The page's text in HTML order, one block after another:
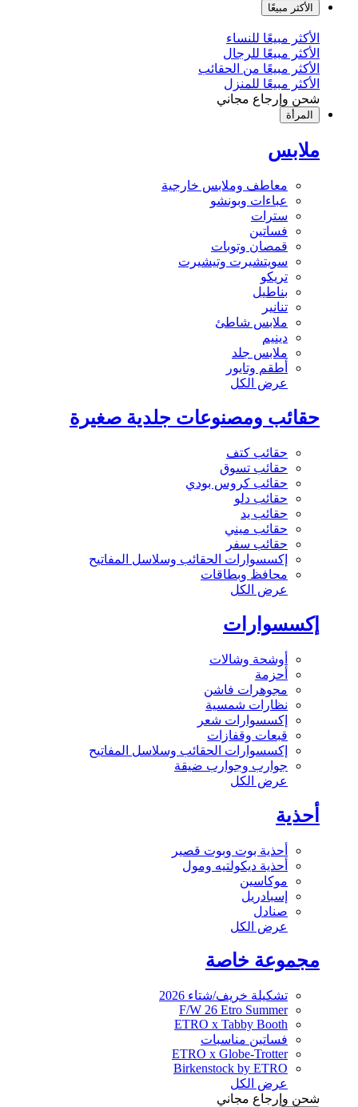
الأكثر مبيعًا
الأكثر مبيعًا للنساء
الأكثر مبيعًا للرجال
الأكثر مبيعًا من الحقائب
الأكثر مبيعًا للمنزل
شحن وإرجاع مجاني
المرأة
ملابس
معاطف وملابس خارجية
عباءات وبونشو
سترات
فساتين
قمصان وتوبات
سويتشيرت وتيشيرت
تريكو
بناطيل
تنانير
ملابس شاطئ
دينيم
ملابس جلد
أطقم وتايور
عرض الكل
حقائب ومصنوعات جلدية صغيرة
حقائب كتف
حقائب تسوق
حقائب كروس بودي
حقائب دلو
حقائب يد
حقائب ميني
حقائب سفر
إكسسوارات الحقائب وسلاسل المفاتيح
محافظ وبطاقات
عرض الكل
إكسسوارات
أوشحة وشالات
أحزمة
مجوهرات فاشن
نظارات شمسية
إكسسوارات شعر
قبعات وقفازات
إكسسوارات الحقائب وسلاسل المفاتيح
جوارب وجوارب ضيقة
عرض الكل
أحذية
أحذية بوت وبوت قصير
أحذية ديكولتيه ومول
موكاسين
إسبادريل
صنادل
عرض الكل
مجموعة خاصة
تشكيلة خريف/شتاء 2026
F/W 26 Etro Summer
ETRO x Tabby Booth
فساتين مناسبات
ETRO x Globe-Trotter
Birkenstock by ETRO
عرض الكل
شحن وإرجاع مجاني